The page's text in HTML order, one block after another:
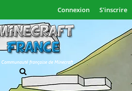
Connexion S'inscrire